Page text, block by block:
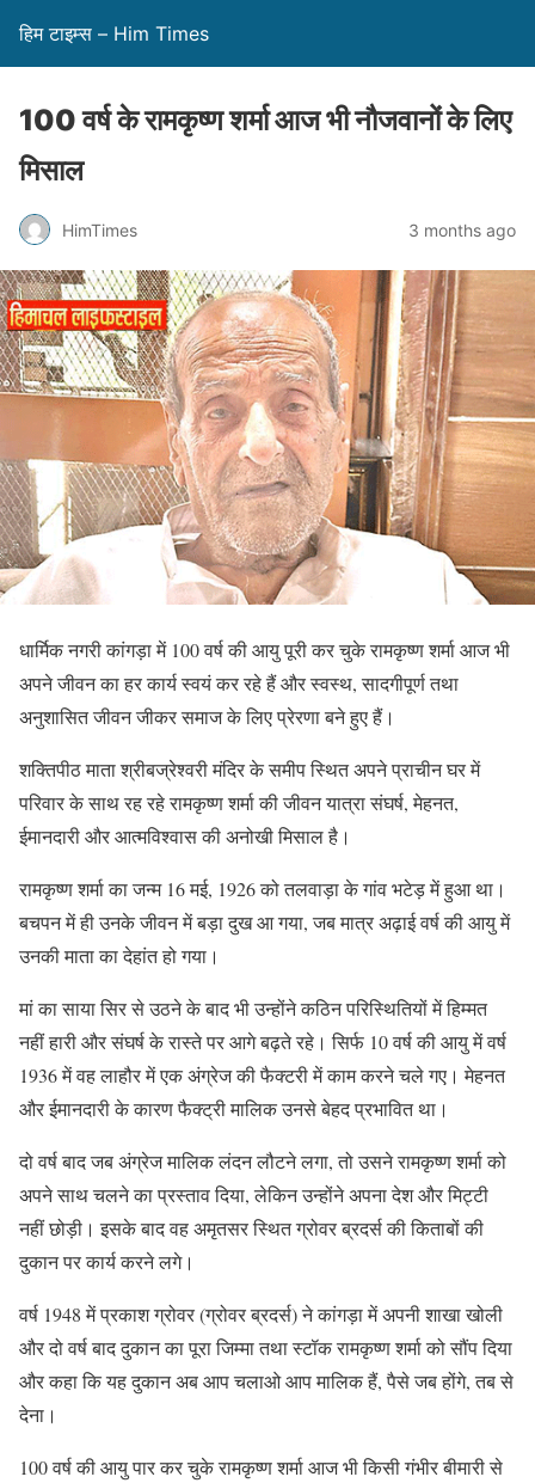
हिम टाइम्स – Him Times
100 वर्ष के रामकृष्ण शर्मा आज भी नौजवानों के लिए
मिसाल
HimTimes 3 months ago
धार्मिक नगरी कांगड़ा में 100 वर्ष की आयु पूरी कर चुके रामकृष्ण शर्मा आज भी
अपने जीवन का हर कार्य स्वयं कर रहे हैं और स्वस्थ, सादगीपूर्ण तथा
अनुशासित जीवन जीकर समाज के लिए प्रेरणा बने हुए हैं।
शक्तिपीठ माता श्रीबज्रेश्वरी मंदिर के समीप स्थित अपने प्राचीन घर में
परिवार के साथ रह रहे रामकृष्ण शर्मा की जीवन यात्रा संघर्ष, मेहनत,
ईमानदारी और आत्मविश्वास की अनोखी मिसाल है।
रामकृष्ण शर्मा का जन्म 16 मई, 1926 को तलवाड़ा के गांव भटेड़ में हुआ था।
बचपन में ही उनके जीवन में बड़ा दुख आ गया, जब मात्र अढ़ाई वर्ष की आयु में
उनकी माता का देहांत हो गया।
मां का साया सिर से उठने के बाद भी उन्होंने कठिन परिस्थितियों में हिम्मत
नहीं हारी और संघर्ष के रास्ते पर आगे बढ़ते रहे। सिर्फ 10 वर्ष की आयु में वर्ष
1936 में वह लाहौर में एक अंग्रेज की फैक्टरी में काम करने चले गए। मेहनत
और ईमानदारी के कारण फैक्ट्री मालिक उनसे बेहद प्रभावित था।
दो वर्ष बाद जब अंग्रेज मालिक लंदन लौटने लगा, तो उसने रामकृष्ण शर्मा को
अपने साथ चलने का प्रस्ताव दिया, लेकिन उन्होंने अपना देश और मिट्टी
नहीं छोड़ी। इसके बाद वह अमृतसर स्थित ग्रोवर ब्रदर्स की किताबों की
दुकान पर कार्य करने लगे।
वर्ष 1948 में प्रकाश ग्रोवर (ग्रोवर ब्रदर्स) ने कांगड़ा में अपनी शाखा खोली
और दो वर्ष बाद दुकान का पूरा जिम्मा तथा स्टॉक रामकृष्ण शर्मा को सौंप दिया
और कहा कि यह दुकान अब आप चलाओ आप मालिक हैं, पैसे जब होंगे, तब से
देना।
100 वर्ष की आयु पार कर चुके रामकृष्ण शर्मा आज भी किसी गंभीर बीमारी से